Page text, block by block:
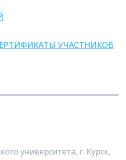
УЧАСТНИКОВ
университета, г. Курск,